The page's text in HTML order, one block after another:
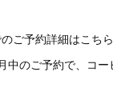
ご予約詳細はこち
中のご予約で、コ